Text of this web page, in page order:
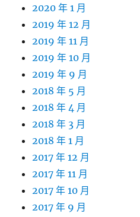
2020 年 1 月
2019 年 12 月
2019 年 11 月
2019 年 10 月
2019 年 9 月
2018 年 5 月
2018 年 4 月
2018 年 3 月
2018 年 1 月
2017 年 12 月
2017 年 11 月
2017 年 10 月
2017 年 9 月